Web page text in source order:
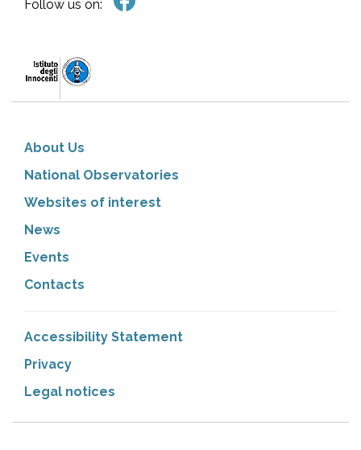
Follow us on:
About Us
National Observatories
Websites of interest
News
Events
Contacts
Accessibility Statement
Privacy
Legal notices